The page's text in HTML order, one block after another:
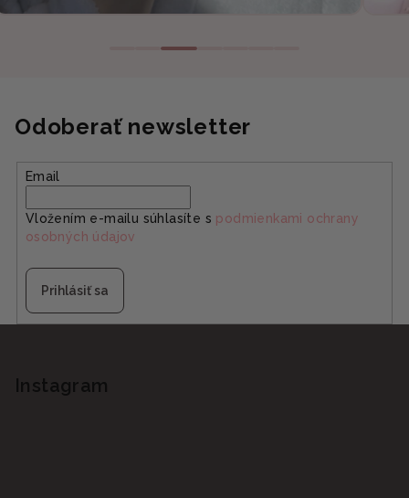
Odoberať newsletter
Email
Vložením e-mailu súhlasíte s podmienkami ochrany
osobných údajov
Prihlásiť sa
Instagram